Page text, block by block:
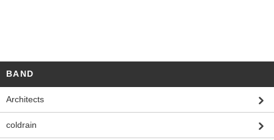
BAND
Architects
coldrain